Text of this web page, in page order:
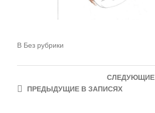
В Без рубрики
СЛЕДУЮЩИЕ
ПРЕДЫДУЩИЕВ ЗАПИСЯХ